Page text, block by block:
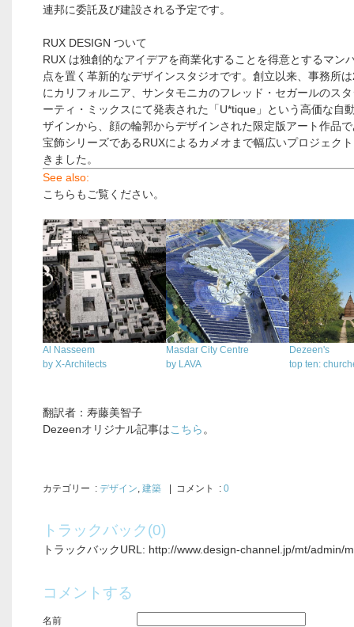
連邦に委託及び建設される予定です。
RUX DESIGN ついて
RUX は独創的なアイデアを商業化することを得意とするマン
点を置く革新的なデザインスタジオです。創立以来、事務所
にカリフォルニア、サンタモニカのフレッド・セガールのス
ーティ・ミックスにて発表された「U*tique」という高価な自
ザインから、顔の輪郭からデザインされた限定版アート作品
宝飾シリーズであるRUXによるカメオまで幅広いプロジェク
きました。
See also:
こちらもご覧ください。
Al Nasseem
by X-Architects
Masdar City Centre
by LAVA
Dezeen's
top ten:
翻訳者：寿藤美智子
Dezeenオリジナル記事はこちら 。
カテゴリー : デザイン, 建築 | コメント : 0
トラックバック(0)
トラックバックURL: http://www.design-channel.jp/mt/admin/
コメントする
名前